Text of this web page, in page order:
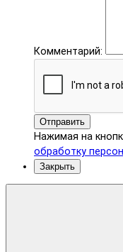
Комментарий:
Отправить
Нажимая на
обработку
Закрыть